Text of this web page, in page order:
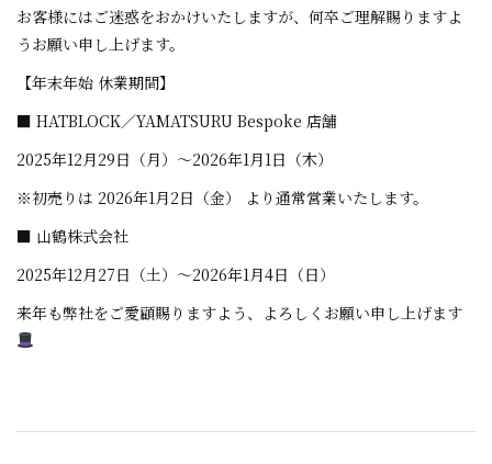
お客様にはご迷惑をおかけいたしますが、何卒ご理解賜りますよ
うお願い申し上げます。
【年末年始 休業期間】
■ HATBLOCK／YAMATSURU Bespoke 店舗
2025年12月29日（月）～2026年1月1日（木）
※初売りは 2026年1月2日（金）
より通常営業いたします。
■ 山鶴株式会社
2025年12月27日（土）～2026年1月4日（日）
来年も弊社をご愛顧賜りますよう、よろしくお願い申し上げます